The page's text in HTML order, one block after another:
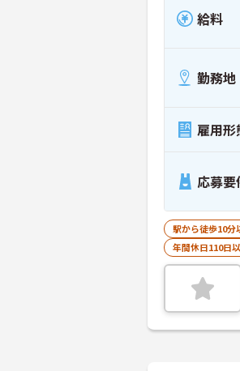
給料
勤務地
雇用形
応募要
駅から徒歩10分
年間休日110日